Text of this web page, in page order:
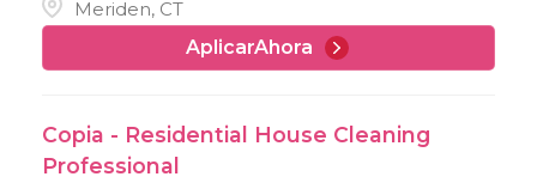
Meriden, CT
AplicarAhora
Copia - Residential House Cleaning
Professional